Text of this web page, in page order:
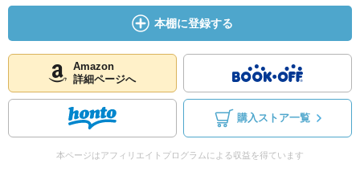
本棚に登録する
Amazon
詳細ページへ
購入ストア一覧
本ページはアフィリエイトプログラムによる収益を得ています